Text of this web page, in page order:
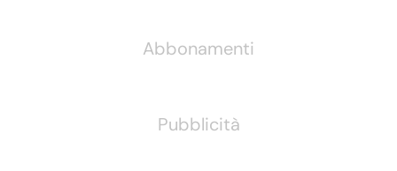
Abbonamenti
Pubblicità